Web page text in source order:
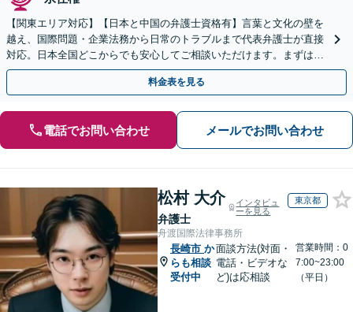
【関東エリア対応】【日本と中国の弁護士資格有】言葉と文化の壁を
越え、国際問題・企業法務から日常のトラブルまで代表弁護士が直接
対応。日本全国どこからでも安心してご相談いただけます。まずは一
歩を踏み出してみませんか。【初回相談無料】
料金表を見る
電話でお問い合わせ メールでお問い合わせ
松村 大介
弁護士
インタビュ
ーを見る
東京都
舟渡国際法律事務所
長崎市 か
らも相談
受付中
面談方法(対面・
電話・ビデオな
ど)は応相談
営業時間：0
7:00~23:00
（平日）